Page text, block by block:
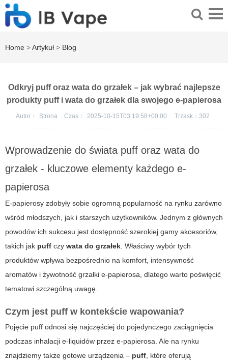
Home >Artykuł > Blog
Odkryj puff oraz wata do grzałek – jak wybrać najlepsze
produkty puff i wata do grzałek dla swojego e-papierosa
Autor： Strona Czas： 2025-10-15T03:19:58+00:00 Trzask： 302
Wprowadzenie do świata puff oraz wata do
grzałek - kluczowe elementy każdego e-
papierosa
E-papierosy zdobyły sobie ogromną popularność na rynku zarówno
wśród młodszych, jak i starszych użytkowników. Jednym z głównych
powodów ich sukcesu jest dostępność szerokiej gamy akcesoriów,
takich jak puff czy wata do grzałek. Właściwy wybór tych
produktów wpływa bezpośrednio na komfort, intensywność
aromatów i żywotność grzałki e-papierosa, dlatego warto poświęcić
tematowi szczególną uwagę.
Czym jest puff w kontekście wapowania?
Pojęcie puff odnosi się najczęściej do pojedynczego zaciągnięcia
podczas inhalacji e-liquidów przez e-papierosa. Ale na rynku
znajdziemy także gotowe urządzenia – puff, które oferują